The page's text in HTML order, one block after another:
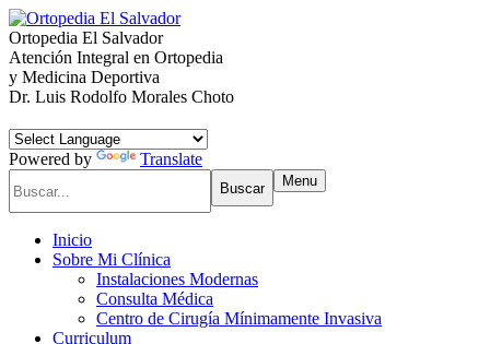
Ortopedia El Salvador
Atención Integral en Ortopedia
y Medicina Deportiva
Dr. Luis Rodolfo Morales Choto
Powered by Translate
Menu
Inicio
Sobre Mi Clínica
Instalaciones Modernas
Consulta Médica
Centro de Cirugía Mínimamente Invasiva
Curriculum